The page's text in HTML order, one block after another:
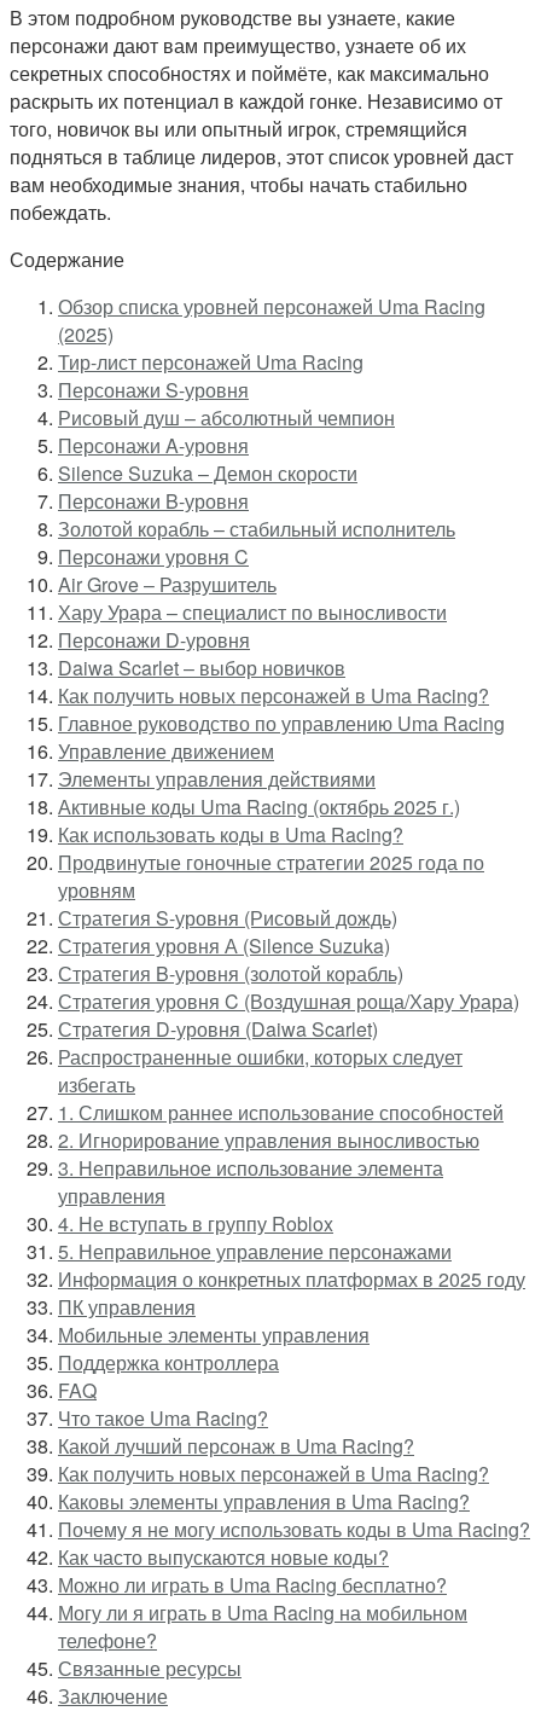
В этом подробном руководстве вы узнаете, какие
персонажи дают вам преимущество, узнаете об их
секретных способностях и поймёте, как максимально
раскрыть их потенциал в каждой гонке. Независимо от
того, новичок вы или опытный игрок, стремящийся
подняться в таблице лидеров, этот список уровней даст
вам необходимые знания, чтобы начать стабильно
побеждать.
Содержание
Обзор списка уровней персонажей Uma Racing
(2025)
Тир-лист персонажей Uma Racing
Персонажи S-уровня
Рисовый душ – абсолютный чемпион
Персонажи A-уровня
Silence Suzuka – Демон скорости
Персонажи B-уровня
Золотой корабль – стабильный исполнитель
Персонажи уровня C
Air Grove – Разрушитель
Хару Урара – специалист по выносливости
Персонажи D-уровня
Daiwa Scarlet – выбор новичков
Как получить новых персонажей в Uma Racing?
Главное руководство по управлению Uma Racing
Управление движением
Элементы управления действиями
Активные коды Uma Racing (октябрь 2025 г.)
Как использовать коды в Uma Racing?
Продвинутые гоночные стратегии 2025 года по
уровням
Стратегия S-уровня (Рисовый дождь)
Стратегия уровня А (Silence Suzuka)
Стратегия B-уровня (золотой корабль)
Стратегия уровня C (Воздушная роща/Хару Урара)
Стратегия D-уровня (Daiwa Scarlet)
Распространенные ошибки, которых следует
избегать
1. Слишком раннее использование способностей
2. Игнорирование управления выносливостью
3. Неправильное использование элемента
управления
4. Не вступать в группу Roblox
5. Неправильное управление персонажами
Информация о конкретных платформах в 2025 году
ПК управления
Мобильные элементы управления
Поддержка контроллера
FAQ
Что такое Uma Racing?
Какой лучший персонаж в Uma Racing?
Как получить новых персонажей в Uma Racing?
Каковы элементы управления в Uma Racing?
Почему я не могу использовать коды в Uma Racing?
Как часто выпускаются новые коды?
Можно ли играть в Uma Racing бесплатно?
Могу ли я играть в Uma Racing на мобильном
телефоне?
Связанные ресурсы
Заключение